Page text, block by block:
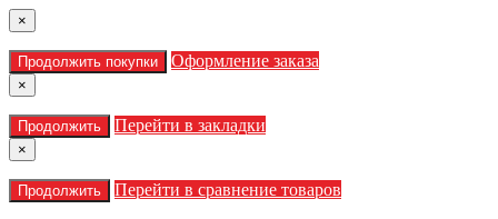
×
Продолжить покупки Оформление заказа
×
Продолжить Перейти в закладки
×
Продолжить Перейти в сравнение товаров